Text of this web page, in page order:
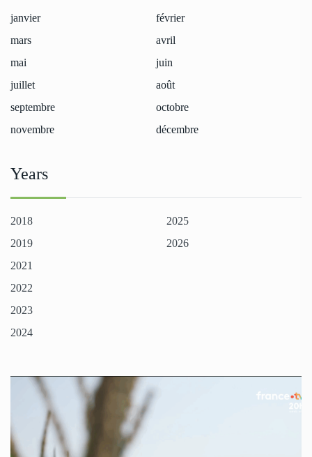
janvier
février
mars
avril
mai
juin
juillet
août
septembre
octobre
novembre
décembre
Years
2018
2019
2021
2022
2023
2024
2025
2026